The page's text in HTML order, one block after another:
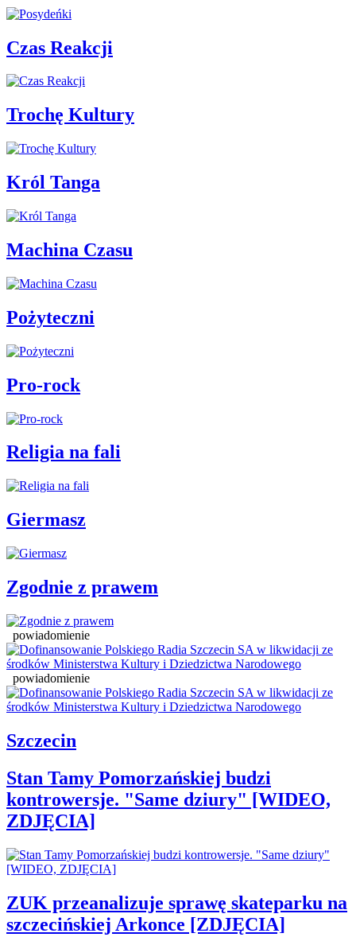
Czas Reakcji
Trochę Kultury
Król Tanga
Machina Czasu
Pożyteczni
Pro-rock
Religia na fali
Giermasz
Zgodnie z prawem
powiadomienie
powiadomienie
Szczecin
Stan Tamy Pomorzańskiej budzi
kontrowersje. "Same dziury" [WIDEO,
ZDJĘCIA]
ZUK przeanalizuje sprawę skateparku na
szczecińskiej Arkonce [ZDJĘCIA]